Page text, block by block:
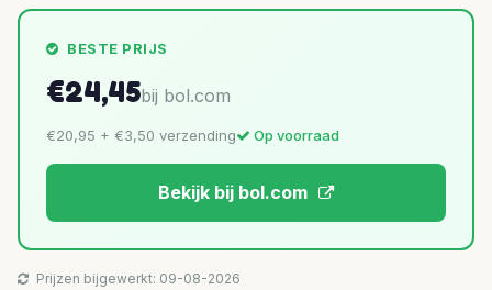
BESTE PRIJS
€24,45bij bol.com
€20,95 + €3,50 verzending Op voorraad
Bekijk bij bol.com
Prijzen bijgewerkt: 09-08-2026